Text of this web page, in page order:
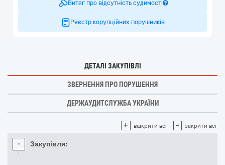
Витяг про відсутність судимості
Реєстр корупційних порушників
ДЕТАЛІ ЗАКУПІВЛІ
ЗВЕРНЕННЯ ПРО ПОРУШЕННЯ
ДЕРЖАУДИТСЛУЖБА УКРАЇНИ
+ відкрити всі - закрити всі
- Закупівля: